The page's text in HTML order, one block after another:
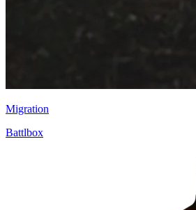
Migration
Battlbox